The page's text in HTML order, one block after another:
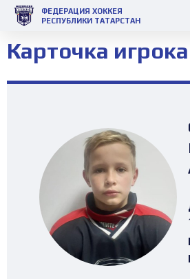
ФЕДЕРАЦИЯ ХОККЕЯ
РЕСПУБЛИКИ ТАТАРСТАН
Карточка